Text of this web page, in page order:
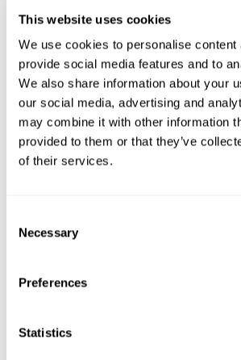
This website uses cookies
We use cookies to personalise content
provide social media features and to
We also share information about your
our social media, advertising and
may combine it with other information
provided to them or that they’ve
of their services.
Selection
Necessary
Preferences
Statistics
Hobelt den Kürbis mit einem
Scheiben und mariniert ihn mit etwas
Pfeffer. Schneidet die Zwiebel in feine
Rollt den Teig aus und bestreicht jeden
mit Schmandcreme. Belegt zwei
Kürbis, Kochschinken, Ziegenkäse und
die anderen zwei mit Schinkenwürfeln
Zwiebeln. Nach dem Backen gebe ich
nächsten hinterher und wir essen in
Ich wünsche euch viel Spaß beim